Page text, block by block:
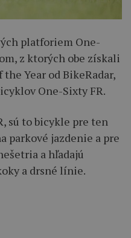
platforiem One-
z ktorých obe získali
Year od BikeRadar,
One-Sixty FR.
sú to bicykle pre ten
parkové jazdenie a pre
a hľadajú
a drsné línie.